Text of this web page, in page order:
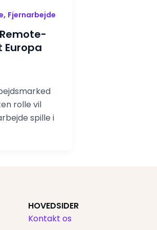
, Fjernarbejde
rolle vil
spille i
HOVEDSIDER
Kontakt os